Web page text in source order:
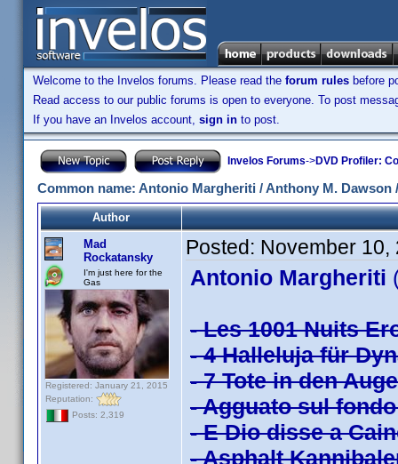
Welcome to the Invelos forums. Please read the forum rules before
Read access to our public forums is open to everyone. To post
If you have an Invelos account, sign in to post.
Invelos Forums->DVD Profiler:
Common name: Antonio Margheriti / Anthony M.
Author
Mad
Rockatansky
I'm just here for the
Gas
Registered: January 21, 2015
Reputation:
Posts: 2,319
Posted: November 10,
Antonio Margheriti
- Les 1001 Nuits
- 4 Halleluja für
- 7 Tote in den
- Agguato sul
- E Dio disse a
- Asphalt